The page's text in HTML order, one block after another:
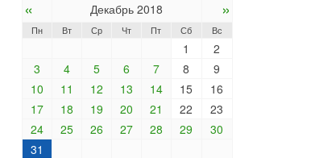
« Декабрь 2018 »
Пн Вт Ср Чт Пт Сб Вс
1
2
3
4 5 6 7 8
9
10
11 12 13 14 15
16
17
18 19 20 21 22
23
24
25 26 27 28 29
30
31